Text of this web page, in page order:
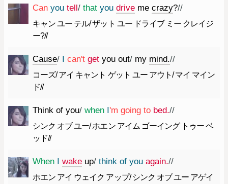
Can you tell/ that you drive me crazy?//
キャン ユー テル/ ザット ユー ドライブ ミー クレイジ
ー?//
Cause/ I can't get you out/ my mind.//
コーズ/ アイ キャント ゲット ユー アウト/ マイ マイン
ド//
Think of you/ when I'm going to bed.//
シンク オブ ユー/ ホエン アイム ゴーイング トゥー ベ
ッド//
When I wake up/ think of you again.//
ホエン アイ ウェイク アップ/ シンク オブ ユー アゲイ